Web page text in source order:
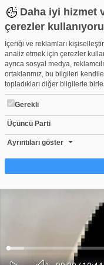
Daha iyi hizmet
çerezler
İçeriği ve reklamları
analiz etmek için çerezler
ayrıca sosyal medya,
ortaklarımız, bu bilgileri
topladıkları diğer bilgilerle
Gerekli
Üçüncü Parti
Ayrıntıları göster
Çerezler, web-sitelerinin,
amacıyla kullandığı küçük
işletilmesi için kesinlikle
Diğer çerez türleri için sizden
kullanmaktadır. Bazı çerezler,
tarafından yerleştirilir. İzniniz
Ses
Yüklendi:
Yükleniyor:
Teröristlerden şoke